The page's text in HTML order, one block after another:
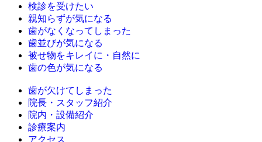
検診を受けたい
親知らずが気になる
歯がなくなってしまった
歯並びが気になる
被せ物をキレイに・自然に
歯の色が気になる
歯が欠けてしまった
院長・スタッフ紹介
院内・設備紹介
診療案内
アクセス